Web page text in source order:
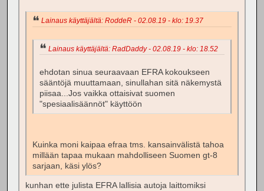
Lainaus käyttäjältä: RoddeR - 02.08.19 - klo: 19.37
Lainaus käyttäjältä: RadDaddy - 02.08.19 - klo: 18.52
ehdotan sinua seuraavaan EFRA kokoukseen
sääntöjä muuttamaan, sinullahan sitä näkemystä
piisaa...Jos vaikka ottaisivat suomen
"spesiaalisäännöt" käyttöön
Kuinka moni kaipaa efraa tms. kansainvälistä tahoa
millään tapaa mukaan mahdolliseen Suomen gt-8
sarjaan, käsi ylös?
kunhan ette julista EFRA lallisia autoja laittomiksi